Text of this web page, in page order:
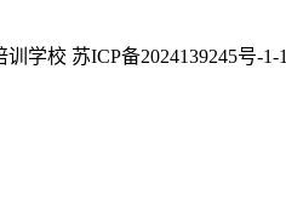
学校 苏ICP备2024139245号-1-1